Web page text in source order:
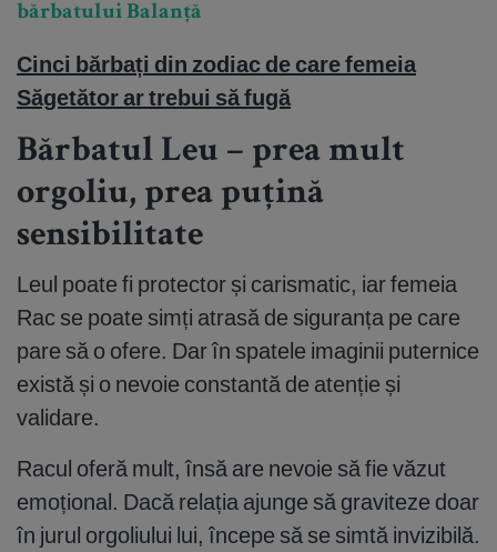
bărbatului Balanță
Cinci bărbați din zodiac de care femeia
Săgetător ar trebui să fugă
Bărbatul Leu – prea mult
orgoliu, prea puțină
sensibilitate
Leul poate fi protector și carismatic, iar femeia
Rac se poate simți atrasă de siguranța pe care
pare să o ofere. Dar în spatele imaginii puternice
există și o nevoie constantă de atenție și
validare.
Racul oferă mult, însă are nevoie să fie văzut
emoțional. Dacă relația ajunge să graviteze doar
în jurul orgoliului lui, începe să se simtă invizibilă.